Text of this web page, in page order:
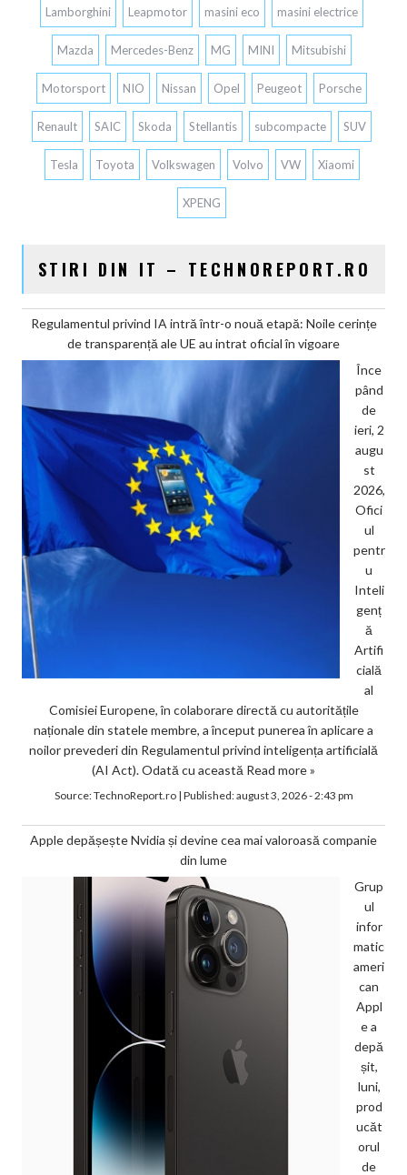
Lamborghini Leapmotor masini eco masini electrice
Mazda Mercedes-Benz MG MINI Mitsubishi
Motorsport NIO Nissan Opel Peugeot Porsche
Renault SAIC Skoda Stellantis subcompacte SUV
Tesla Toyota Volkswagen Volvo VW Xiaomi
XPENG
STIRI DIN IT – TECHNOREPORT.RO
Regulamentul privind IA intră într-o nouă etapă: Noile cerințe
de transparență ale UE au intrat oficial în vigoare
Înce
pând
de
ieri, 2
augu
st
2026,
Ofici
ul
pentr
u
Inteli
genț
ă
Artifi
cială
al
Comisiei Europene, în colaborare directă cu autoritățile
naționale din statele membre, a început punerea în aplicare a
noilor prevederi din Regulamentul privind inteligența artificială
(AI Act). Odată cu această Read more »
Source:TechnoReport.ro| Published:august 3, 2026 - 2:43 pm
Apple depășește Nvidia și devine cea mai valoroasă companie
din lume
Grup
ul
infor
matic
ameri
can
Appl
e a
depă
șit,
luni,
prod
ucăt
orul
de